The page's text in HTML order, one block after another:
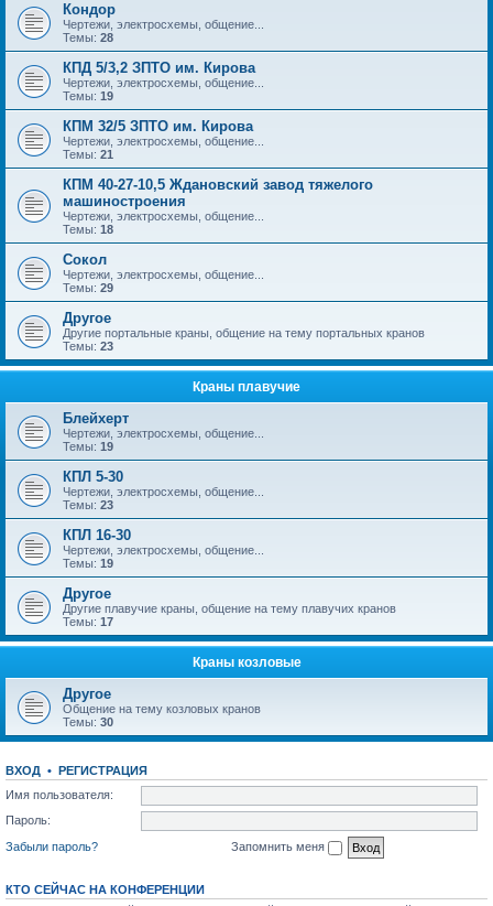
Кондор
Чертежи, электросхемы, общение...
Темы: 28
КПД 5/3,2 ЗПТО им. Кирова
Чертежи, электросхемы, общение...
Темы: 19
КПМ 32/5 ЗПТО им. Кирова
Чертежи, электросхемы, общение...
Темы: 21
КПМ 40-27-10,5 Ждановский завод тяжелого
машиностроения
Чертежи, электросхемы, общение...
Темы: 18
Сокол
Чертежи, электросхемы, общение...
Темы: 29
Другое
Другие портальные краны, общение на тему портальных кранов
Темы: 23
Краны плавучие
Блейхерт
Чертежи, электросхемы, общение...
Темы: 19
КПЛ 5-30
Чертежи, электросхемы, общение...
Темы: 23
КПЛ 16-30
Чертежи, электросхемы, общение...
Темы: 19
Другое
Другие плавучие краны, общение на тему плавучих кранов
Темы: 17
Краны козловые
Другое
Общение на тему козловых кранов
Темы: 30
ВХОД • РЕГИСТРАЦИЯ
Имя пользователя:
Пароль:
Забыли пароль?
Запомнить меня
КТО СЕЙЧАС НА КОНФЕРЕНЦИИ